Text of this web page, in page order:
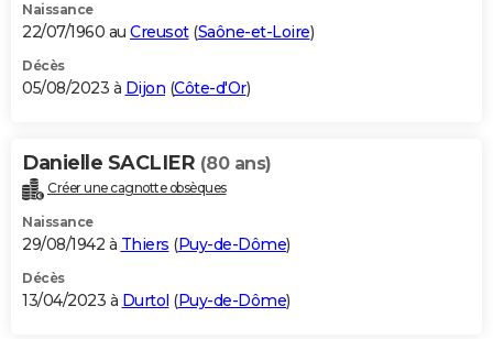
Naissance
22/07/1960 au Creusot(Saône-et-Loire)
Décès
05/08/2023 à Dijon (Côte-d'Or)
Danielle SACLIER (80 ans)
Créer une cagnotte obsèques
Naissance
29/08/1942 à Thiers (Puy-de-Dôme)
Décès
13/04/2023 à Durtol (Puy-de-Dôme)